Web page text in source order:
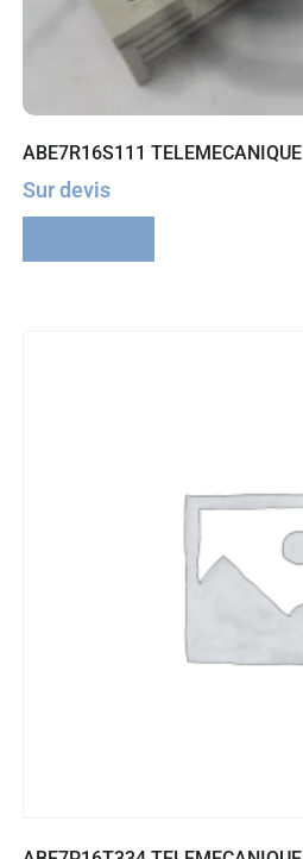
ABE7R16S111 TELEMECANIQUE
Sur devis